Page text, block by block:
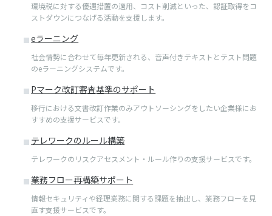
環境税に対する優遇措置の適⽤、コスト削減といった、認証取得をコ
ストダウンにつなげる活動を⽀援します。
eラーニング
社会情勢に合わせて毎年更新される、音声付きテキストとテスト問題
のeラーニングシステムです。
Pマーク改訂審査基準のサポート
移行における文書改訂作業のみアウトソーシングをしたい企業様にお
すすめの支援サービスです。
テレワークのルール構築
テレワークのリスクアセスメント・ルール作りの支援サービスです。
業務フロー再構築サポート
情報セキュリティや経理業務に関する課題を抽出し、業務フローを見
直す支援サービスです。